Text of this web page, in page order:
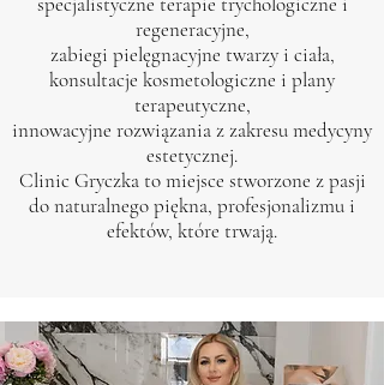
regeneracyjne,
zabiegi pielęgnacyjne twarzy i ciała,
konsultacje kosmetologiczne i plany
terapeutyczne,
innowacyjne rozwiązania z zakresu medycyny
estetycznej.
Clinic Gryczka to miejsce stworzone z pasji
do naturalnego piękna, profesjonalizmu i
efektów, które trwają.